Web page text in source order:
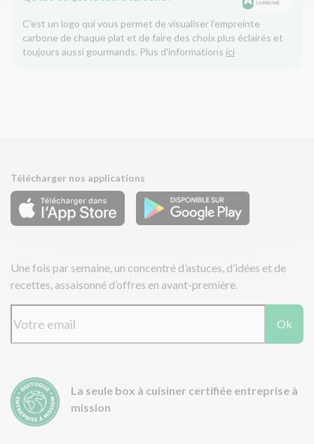
C'est un logo qui vous permet de visualiser l’empreinte
carbone de chaque plat et de faire des choix plus éclairés et
toujours aussi gourmands. Plus d'informations ici
Télécharger nos applications
Une fois par semaine, un concentré d’astuces, d’idées et de
recettes, assaisonné d’offres en avant-première.
Ok
La seule box à cuisiner certifiée entreprise à
mission